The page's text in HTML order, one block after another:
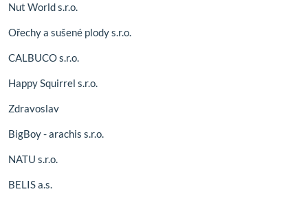
Nut World s.r.o.
Ořechy a sušené plody s.r.o.
CALBUCO s.r.o.
Happy Squirrel s.r.o.
Zdravoslav
BigBoy - arachis s.r.o.
NATU s.r.o.
BELIS a.s.